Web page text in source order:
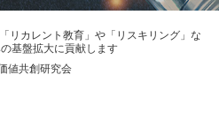
共創研究会
リカレント教育」や「リスキリング」な
基盤拡大に貢献します